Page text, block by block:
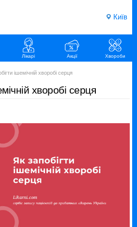
Київ
Лікарі Акції Хвороби
ішемічній хворобі серця
хворобі серця